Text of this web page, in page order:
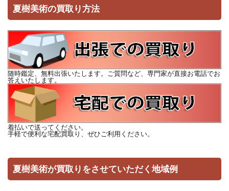
夏樹美術の買取り方法
随時鑑定、無料出張いたします。ご質問など、専門家が直接お電話でお
答えいたします。
着払いで送ってください。
手軽で便利な宅配買取り、ぜひご利用ください。
夏樹美術が買取りをさせていただく地域例